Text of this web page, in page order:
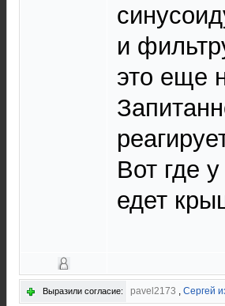
и
это еще
Вот где
едет
Выразили согласие: pavel2173 , Сергей